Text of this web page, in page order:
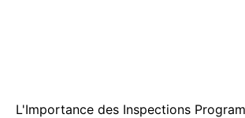
L'Importance des Inspections